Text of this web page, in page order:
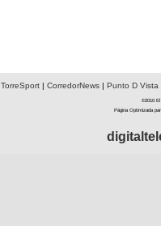
TorreSport| CorredorNews| Punto D Vista
©2010 El
Página Optimizada